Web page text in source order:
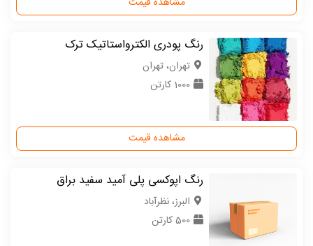
رنگ پودری الکترواستاتیک ترک
تهران، تهران
1000 کارتن
مشاهده قیمت
رنگ اپوکسی پلی آمید سفید براق
البرز، نظرآباد
500 کارتن